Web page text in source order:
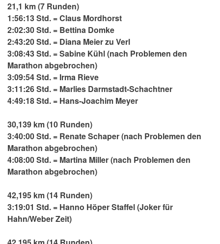
21,1 km (7 Runden)
1:56:13 Std. = Claus Mordhorst
2:02:30 Std. = Bettina Domke
2:43:20 Std. = Diana Meier zu Verl
3:08:43 Std. = Sabine Kühl (nach Problemen den
Marathon abgebrochen)
3:09:54 Std. = Irma Rieve
3:11:26 Std. = Marlies Darmstadt-Schachtner
4:49:18 Std. = Hans-Joachim Meyer
30,139 km (10 Runden)
3:40:00 Std. = Renate Schaper (nach Problemen den
Marathon abgebrochen)
4:08:00 Std. = Martina Miller (nach Problemen den
Marathon abgebrochen)
42,195 km (14 Runden)
3:19:01 Std. = Hanno Höper Staffel (Joker für
Hahn/Weber Zeit)